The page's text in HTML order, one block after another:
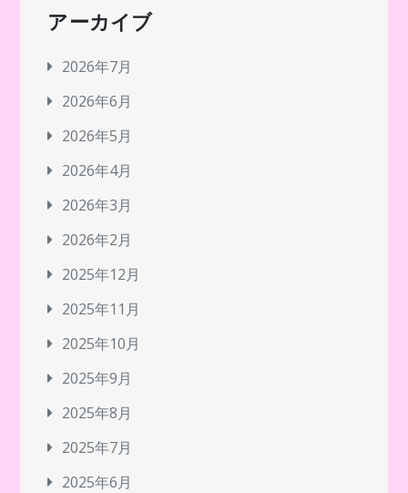
アーカイブ
2026年7月
2026年6月
2026年5月
2026年4月
2026年3月
2026年2月
2025年12月
2025年11月
2025年10月
2025年9月
2025年8月
2025年7月
2025年6月